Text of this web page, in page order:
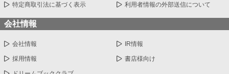
特定商取引法に基づく表示 利用者情報の外部送信について
会社情報
会社情報 IR情報
採用情報 書店様向け